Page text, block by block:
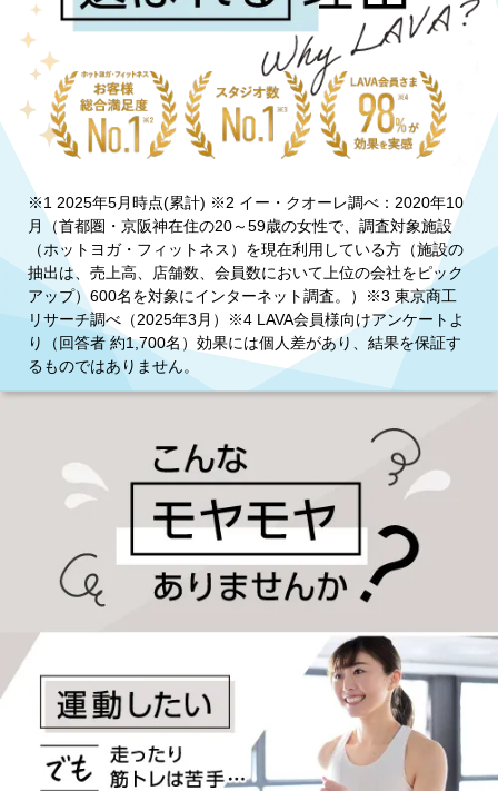
※1 2025年5月時点(累計) ※2 イー・クオーレ調べ：2020年10
月（首都圏・京阪神在住の20～59歳の女性で、調査対象施設
（ホットヨガ・フィットネス）を現在利用している方（施設の
抽出は、売上高、店舗数、会員数において上位の会社をピック
アップ）600名を対象にインターネット調査。）※3 東京商工
リサーチ調べ（2025年3月）※4 LAVA会員様向けアンケートよ
り（回答者 約1,700名）効果には個人差があり、結果を保証す
るものではありません。